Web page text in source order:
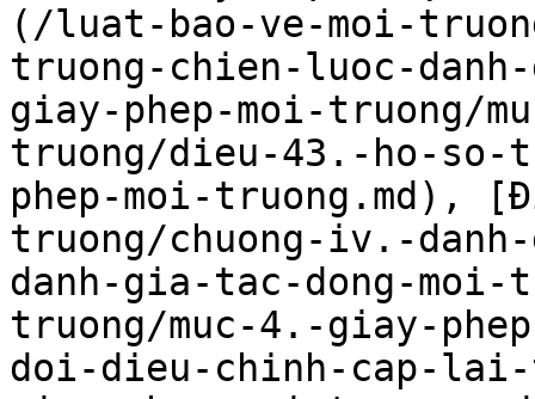
(/luat-bao-ve-moi-
truong-chien-luoc-
giay-phep-moi-truong/
truong/dieu-43.-ho-
phep-moi-truong.md),
truong/chuong-iv.-
danh-gia-tac-dong-moi-
truong/muc-4.-giay-
doi-dieu-chinh-cap-lai-